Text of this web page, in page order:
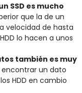
SSD es mucho
que la de un
velocidad de hasta
lo hacen a unos
también es muy
encontrar un dato
HDD en cambio